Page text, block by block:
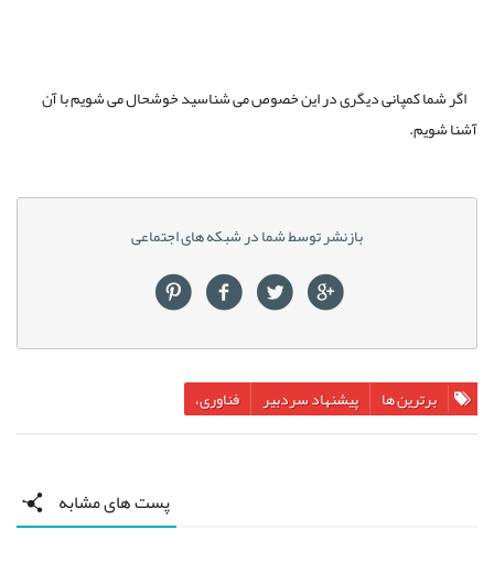
اگر شما کمپانی دیگری در این خصوص می شناسید خوشحال می شویم با آن
آشنا شویم.
بازنشر توسط شما در شبکه های اجتماعی
برترین ها پیشنهاد سردبیر فناوری،
پست های مشابه